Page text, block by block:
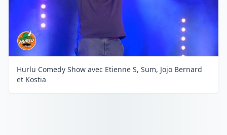
Hurlu Comedy Show avec Etienne S, Sum, Jojo Bernard
et Kostia